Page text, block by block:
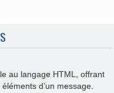
au langage HTML, offrant
d’un message.